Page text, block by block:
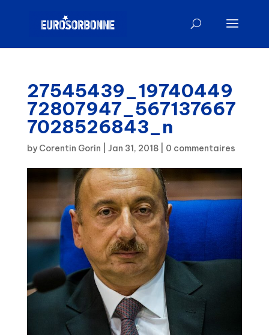
27545439_19740449
72807947_567137667
7028526843_n
by Corentin Gorin Jan 31, 2018| 0 commentaires